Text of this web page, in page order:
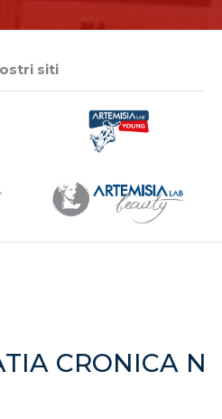
siti
CRONICA N